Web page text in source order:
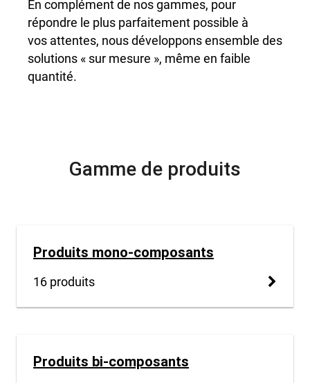
En complément de nos gammes, pour
répondre le plus parfaitement possible à
vos attentes, nous développons ensemble des
solutions « sur mesure », même en faible
quantité.
Gamme de produits
Produits mono-composants
16 produits
Produits bi-composants